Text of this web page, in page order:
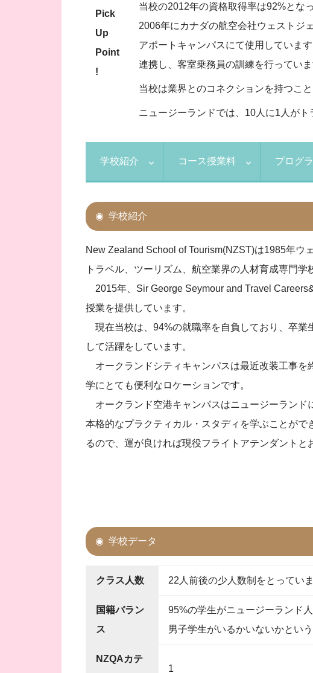
Pick
Up
Point
!
当校の2012年の資格取得率は92%とな
2006年にカナダの航空会社ウェストジ
アポートキャンパスにて使用していま
連携し、客室乗務員の訓練を行っていま
当校は業界とのコネクションを持つこ
ニュージーランドでは、10人に1人が
学校紹介 コース授業料 プログ
学校紹介
New Zealand School of Tourism(NZST)は1985年ウ
トラベル、ツーリズム、航空業界の人材育成専門学
2015年、Sir George Seymour and Travel
授業を提供しています。
現在当校は、94%の就職率を自負しており、卒業
して活躍をしています。
オークランドシティキャンパスは最近改装工事を
学にとても便利なロケーションです。
オークランド空港キャンパスはニュージーランド
本格的なプラクティカル・スタディを学ぶことが
るので、運が良ければ現役フライトアテンダントと
学校データ
クラス人数 22人前後の少人数制をとっていま
国籍バラン
ス
95%の学生がニュージーランド
男子学生がいるかいないかという
NZQAカテ
1